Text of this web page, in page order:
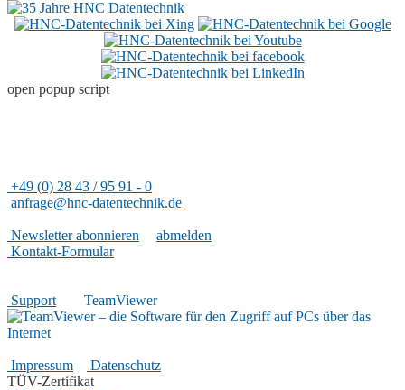
open popup script
+49 (0) 28 43 / 95 91 - 0
anfrage@hnc-datentechnik.de
Newsletter abonnieren
abmelden
Kontakt-Formular
Support
TeamViewer
Impressum
Datenschutz
TÜV-Zertifikat